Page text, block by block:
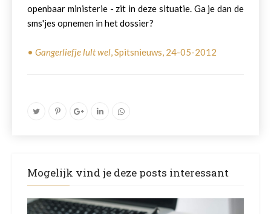
openbaar ministerie - zit in deze situatie. Ga je dan de
sms'jes opnemen in het dossier?
• Gangerliefje lult wel, Spitsnieuws, 24-05-2012
Mogelijk vind je deze posts interessant